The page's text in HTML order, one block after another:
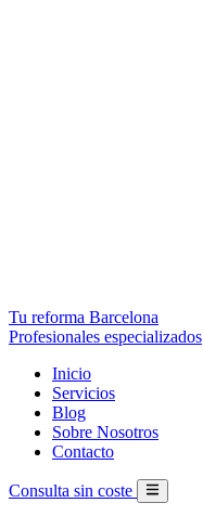
Tu reforma Barcelona
Profesionales especializados
Inicio
Servicios
Blog
Sobre Nosotros
Contacto
Consulta sin coste